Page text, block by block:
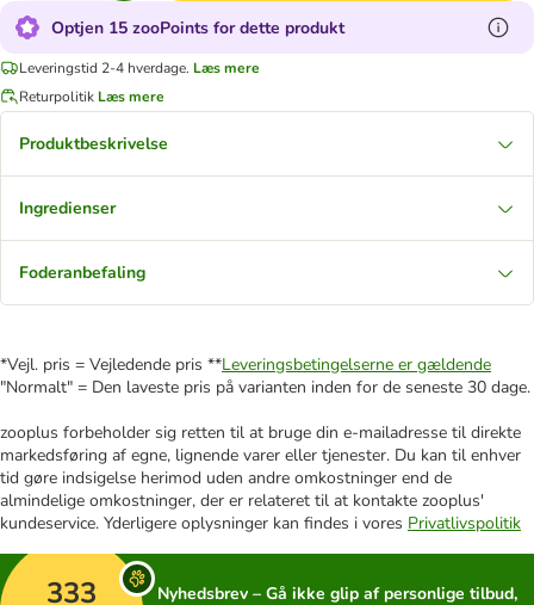
Optjen 15 zooPoints for dette produkt
Leveringstid 2-4 hverdage. Læs mere
Returpolitik Læs mere
Produktbeskrivelse
Ingredienser
Foderanbefaling
*Vejl. pris = Vejledende pris **Leveringsbetingelserne er gældende
"Normalt" = Den laveste pris på varianten inden for de seneste 30 dage.
zooplus forbeholder sig retten til at bruge din e-mailadresse til direkte
markedsføring af egne, lignende varer eller tjenester. Du kan til enhver
tid gøre indsigelse herimod uden andre omkostninger end de
almindelige omkostninger, der er relateret til at kontakte zooplus'
kundeservice. Yderligere oplysninger kan findes i vores Privatlivspolitik
333
Nyhedsbrev – Gå ikke glip af personlige tilbud,